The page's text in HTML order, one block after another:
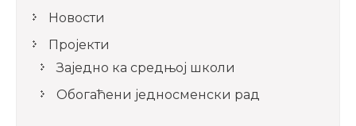
Новости
Пројекти
Заједно ка средњој школи
Обогаћени једносменски рад